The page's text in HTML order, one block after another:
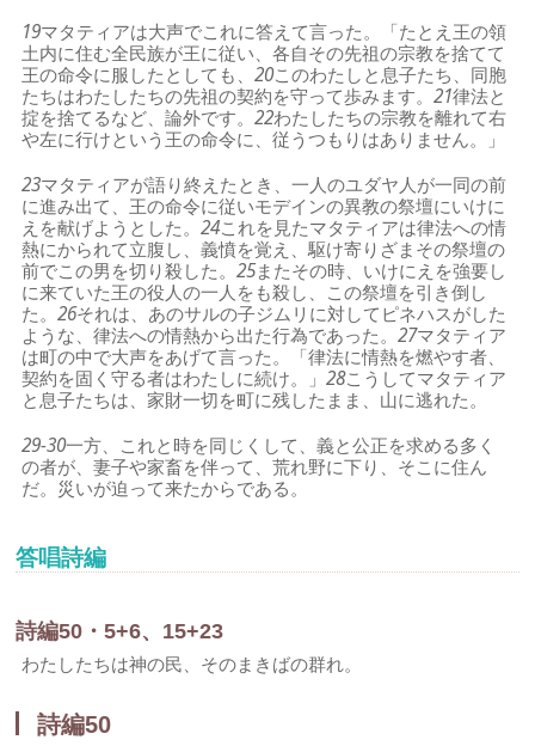
19マタティアは大声でこれに答えて言った。「たとえ王の領
土内に住む全民族が王に従い、各自その先祖の宗教を捨てて
王の命令に服したとしても、20このわたしと息子たち、同胞
たちはわたしたちの先祖の契約を守って歩みます。21律法と
掟を捨てるなど、論外です。22わたしたちの宗教を離れて右
や左に行けという王の命令に、従うつもりはありません。」
23マタティアが語り終えたとき、一人のユダヤ人が一同の前
に進み出て、王の命令に従いモデインの異教の祭壇にいけに
えを献げようとした。24これを見たマタティアは律法への情
熱にかられて立腹し、義憤を覚え、駆け寄りざまその祭壇の
前でこの男を切り殺した。25またその時、いけにえを強要し
に来ていた王の役人の一人をも殺し、この祭壇を引き倒し
た。26それは、あのサルの子ジムリに対してピネハスがした
ような、律法への情熱から出た行為であった。27マタティア
は町の中で大声をあげて言った。「律法に情熱を燃やす者、
契約を固く守る者はわたしに続け。」28こうしてマタティア
と息子たちは、家財一切を町に残したまま、山に逃れた。
29-30一方、これと時を同じくして、義と公正を求める多く
の者が、妻子や家畜を伴って、荒れ野に下り、そこに住ん
だ。災いが迫って来たからである。
答唱詩編
詩編50・5+6、15+23
わたしたちは神の民、そのまきばの群れ。
詩編50